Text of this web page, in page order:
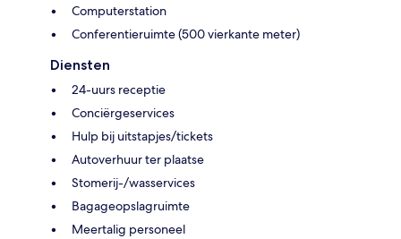
Computerstation
Conferentieruimte (500 vierkante meter)
Diensten
24-uurs receptie
Conciërgeservices
Hulp bij uitstapjes/tickets
Autoverhuur ter plaatse
Stomerij-/wasservices
Bagageopslagruimte
Meertalig personeel